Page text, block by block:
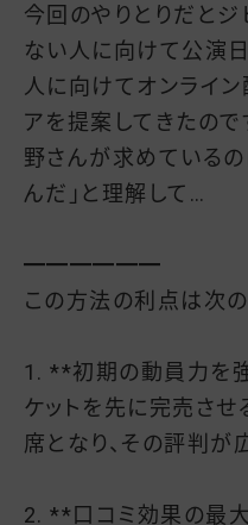
今回のやりとりだとジ
ない人に向けて公演
人に向けてオンライン
アを提案してきたので
野さんが求めているの
んだ」と理解して…
━━━━━━
この方法の利点は次の
1. **初期の動員力を
ケットを先に完売させ
席となり、その評判が
2. **口コミ効果の最